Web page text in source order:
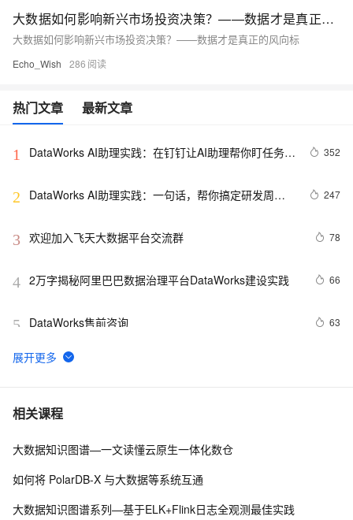
大数据如何影响新兴市场投资决策？——数据才是真正的风向标
大数据如何影响新兴市场投资决策？——数据才是真正的风向标
Echo_Wish 286
热门文章 最新文章
1
DataWorks AI助理实践：在钉钉让AI助理帮你盯任务、
352
2
DataWorks AI助理实践：一句话，帮你搞定研发周
247
3 欢迎加入飞天大数据平台交流群 78
4 2万字揭秘阿里巴巴数据治理平台DataWorks建设实践 66
5 DataWorks售前咨询 63
6 DataWorks数据源问题之数据集成任务报错如何解决
7 DataWorks：新一代 Data+AI 数据开发与数据治理平台
8 DataWorks Data Agent：一句话搞定数据开发，让周期
下载
相关课程
大数据知识图谱—一文读懂云原生一体化数仓
如何将 PolarDB-X 与大数据等系统互通
大数据知识图谱系列—基于ELK+Flink日志全观测最佳实践